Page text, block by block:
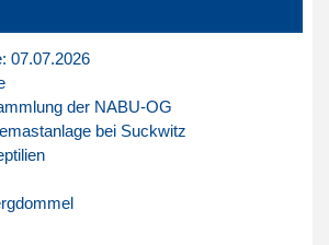
07.07.2026
der NABU-OG
bei Suckwitz